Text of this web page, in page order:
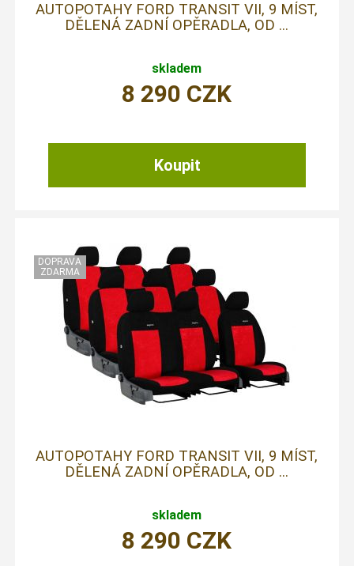
AUTOPOTAHY FORD TRANSIT VII, 9 MÍST,
DĚLENÁ ZADNÍ OPĚRADLA, OD ...
skladem
8 290 CZK
AUTOPOTAHY FORD TRANSIT VII, 9 MÍST,
DĚLENÁ ZADNÍ OPĚRADLA, OD ...
skladem
8 290 CZK